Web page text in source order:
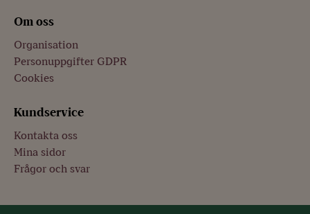
Om oss
Organisation
Personuppgifter GDPR
Cookies
Kundservice
Kontakta oss
Mina sidor
Frågor och svar